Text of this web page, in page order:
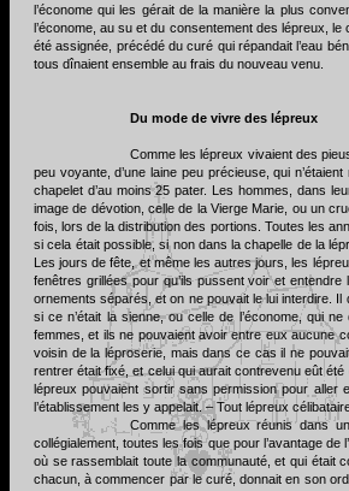
l’économe qui les gérait de la manière la plus
l’économe, au su et du consentement des lépreux,
été assignée, précédé du curé qui répandait l’eau
tous dînaient ensemble au frais du nouveau venu.
Du mode de vivre des lépreux
Comme les lépreux vivaient des
peu voyante, d’une laine peu précieuse, qui
chapelet d’au moins 25 pater. Les hommes, dans
image de dévotion, celle de la Vierge Marie, ou un
fois, lors de la distribution des portions. Toutes les
si cela était possible, si non dans la chapelle de la
Les jours de fête, et même les autres jours, les
fenêtres grillées pour qu’ils pussent voir et
ornements séparés, et on ne pouvait le lui interdire. Il
si ce n’était la sienne, ou celle de l’économe, qui
femmes, et ils ne pouvaient avoir entre eux aucune
voisin de la léproserie, mais dans ce cas il ne
rentrer était fixé, et celui qui aurait contrevenu eût
lépreux pouvaient sortir sans permission pour aller
l’établissement les y appelait. – Tout lépreux
Comme les lépreux réunis dans
collégialement, toutes les fois que pour l’avantage
où se rassemblait toute la communauté, et qui était
chacun, à commencer par le curé, donnait en son